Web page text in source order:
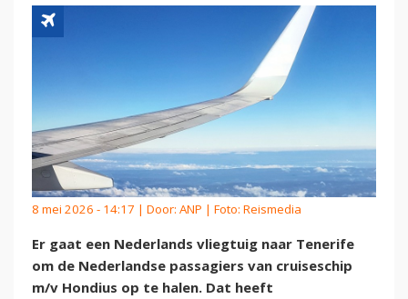
8 mei 2026 - 14:17 | Door: ANP | Foto: Reismedia
Er gaat een Nederlands vliegtuig naar Tenerife
om de Nederlandse passagiers van cruiseschip
m/v Hondius op te halen. Dat heeft